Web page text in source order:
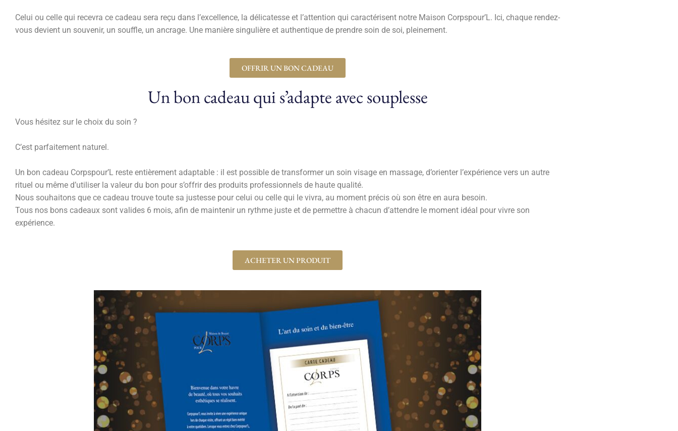
Celui ou celle qui recevra ce cadeau sera reçu dans l’excellence, la délicatesse et l’attention qui caractérisent notre Maison Corpspour’L. Ici, chaque rendez-
vous devient un souvenir, un souffle, un ancrage. Une manière singulière et authentique de prendre soin de soi, pleinement.
OFFRIR UN BON CADEAU
Un bon cadeau qui s’adapte avec souplesse
Vous hésitez sur le choix du soin ?
C’est parfaitement naturel.
Un bon cadeau Corpspour’L reste entièrement adaptable : il est possible de transformer un soin visage en massage, d’orienter l’expérience vers un autre
rituel ou même d’utiliser la valeur du bon pour s’offrir des produits professionnels de haute qualité.
Nous souhaitons que ce cadeau trouve toute sa justesse pour celui ou celle qui le vivra, au moment précis où son être en aura besoin.
Tous nos bons cadeaux sont valides 6 mois, afin de maintenir un rythme juste et de permettre à chacun d’attendre le moment idéal pour vivre son
expérience.
ACHETER UN PRODUIT